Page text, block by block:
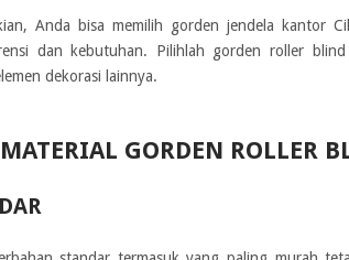
Anda bisa memilih gorden jendela kantor
dan kebutuhan. Pilihlah gorden roller
dekorasi lainnya.
GORDEN ROLLER